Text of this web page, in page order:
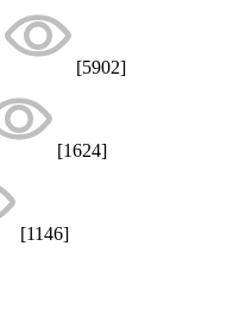
[5902]
[1624]
[1146]